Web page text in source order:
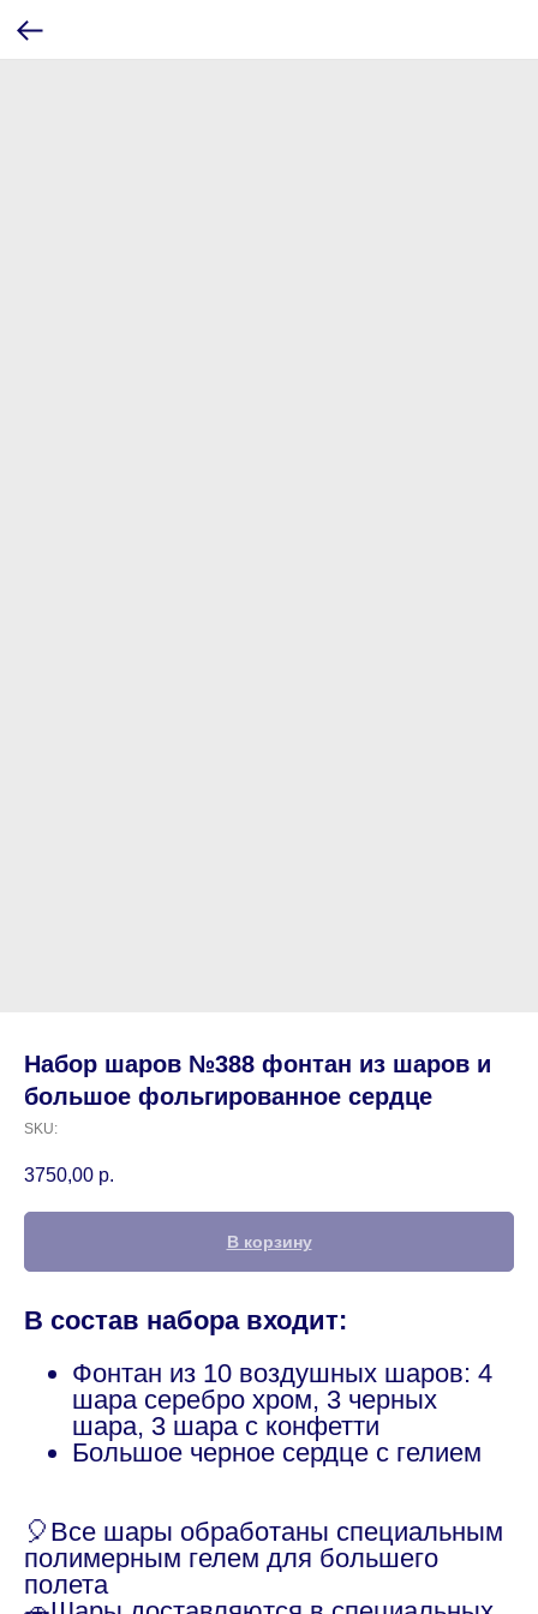
Набор шаров №388 фонтан из шаров и
большое фольгированное сердце
SKU:
3750,00 р.
В корзину
В состав набора входит:
Фонтан из 10 воздушных шаров: 4
шара серебро хром, 3 черных
шара, 3 шара с конфетти
Большое черное сердце с гелием
🎈Все шары обработаны специальным
полимерным гелем для большего
полета